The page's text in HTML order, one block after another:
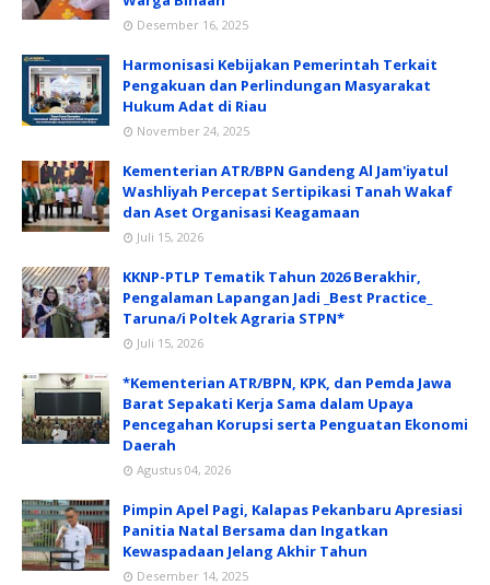
Desember 16, 2025
Harmonisasi Kebijakan Pemerintah Terkait
Pengakuan dan Perlindungan Masyarakat
Hukum Adat di Riau
November 24, 2025
Kementerian ATR/BPN Gandeng Al Jam'iyatul
Washliyah Percepat Sertipikasi Tanah Wakaf
dan Aset Organisasi Keagamaan
Juli 15, 2026
KKNP-PTLP Tematik Tahun 2026 Berakhir,
Pengalaman Lapangan Jadi _Best Practice_
Taruna/i Poltek Agraria STPN*
Juli 15, 2026
*Kementerian ATR/BPN, KPK, dan Pemda Jawa
Barat Sepakati Kerja Sama dalam Upaya
Pencegahan Korupsi serta Penguatan Ekonomi
Daerah
Agustus 04, 2026
Pimpin Apel Pagi, Kalapas Pekanbaru Apresiasi
Panitia Natal Bersama dan Ingatkan
Kewaspadaan Jelang Akhir Tahun
Desember 14, 2025